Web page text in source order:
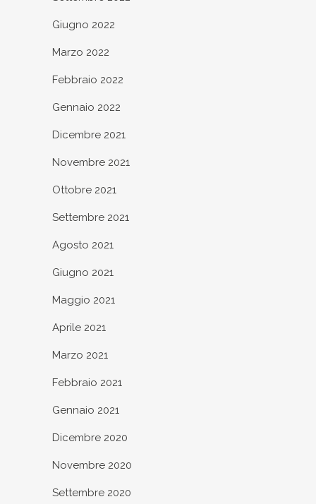
Giugno 2022
Marzo 2022
Febbraio 2022
Gennaio 2022
Dicembre 2021
Novembre 2021
Ottobre 2021
Settembre 2021
Agosto 2021
Giugno 2021
Maggio 2021
Aprile 2021
Marzo 2021
Febbraio 2021
Gennaio 2021
Dicembre 2020
Novembre 2020
Settembre 2020